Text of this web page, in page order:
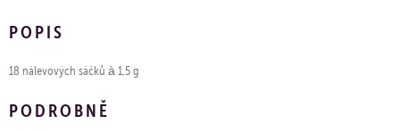
POPIS
18 nálevových sáčků à 1,5 g
PODROBNĚ